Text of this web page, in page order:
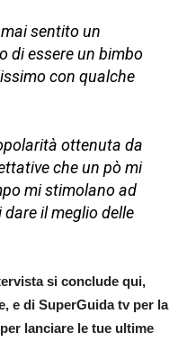
sentito un
di essere un bimbo
con qualche
ottenuta da
che un pò mi
mi stimolano ad
il meglio delle
si conclude qui,
e di SuperGuida tv per la
lanciare le tue ultime